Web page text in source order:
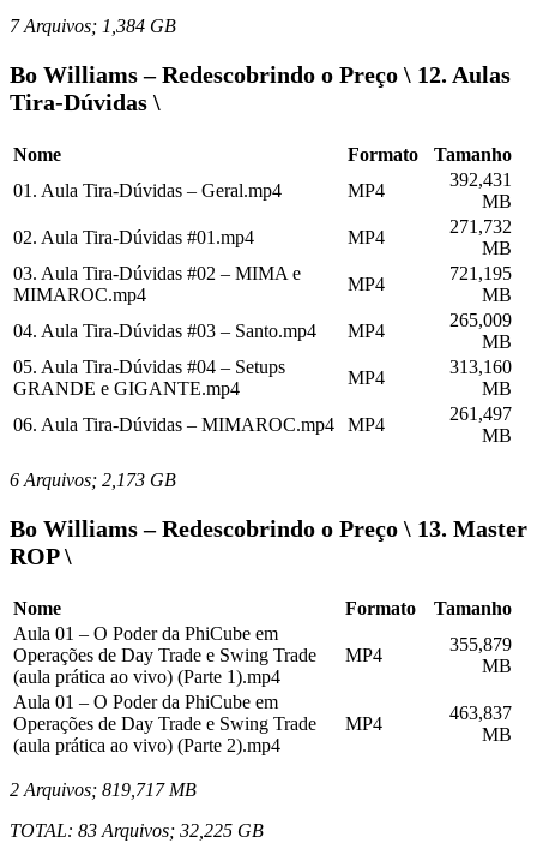
7 Arquivos; 1,384 GB
Bo Williams – Redescobrindo o Preço \ 12. Aulas
Tira-Dúvidas \
Nome Formato
Tamanho
01. Aula Tira-Dúvidas – Geral.mp4
MP4
392,431
MB
02. Aula Tira-Dúvidas #01.mp4
MP4
271,732
MB
03. Aula Tira-Dúvidas #02 – MIMA e
MIMAROC.mp4
MP4
721,195
MB
04. Aula Tira-Dúvidas #03 – Santo.mp4
MP4
265,009
MB
05. Aula Tira-Dúvidas #04 – Setups
GRANDE e GIGANTE.mp4
MP4
313,160
MB
06. Aula Tira-Dúvidas – MIMAROC.mp4
MP4
261,497
MB
6 Arquivos; 2,173 GB
Bo Williams – Redescobrindo o Preço \ 13. Master
ROP \
Nome Formato
Tamanho
Aula 01 – O Poder da PhiCube em
Operações de Day Trade e Swing Trade
(aula prática ao vivo) (Parte 1).mp4
MP4
355,879
MB
Aula 01 – O Poder da PhiCube em
Operações de Day Trade e Swing Trade
(aula prática ao vivo) (Parte 2).mp4
MP4
463,837
MB
2 Arquivos; 819,717 MB
TOTAL: 83 Arquivos; 32,225 GB